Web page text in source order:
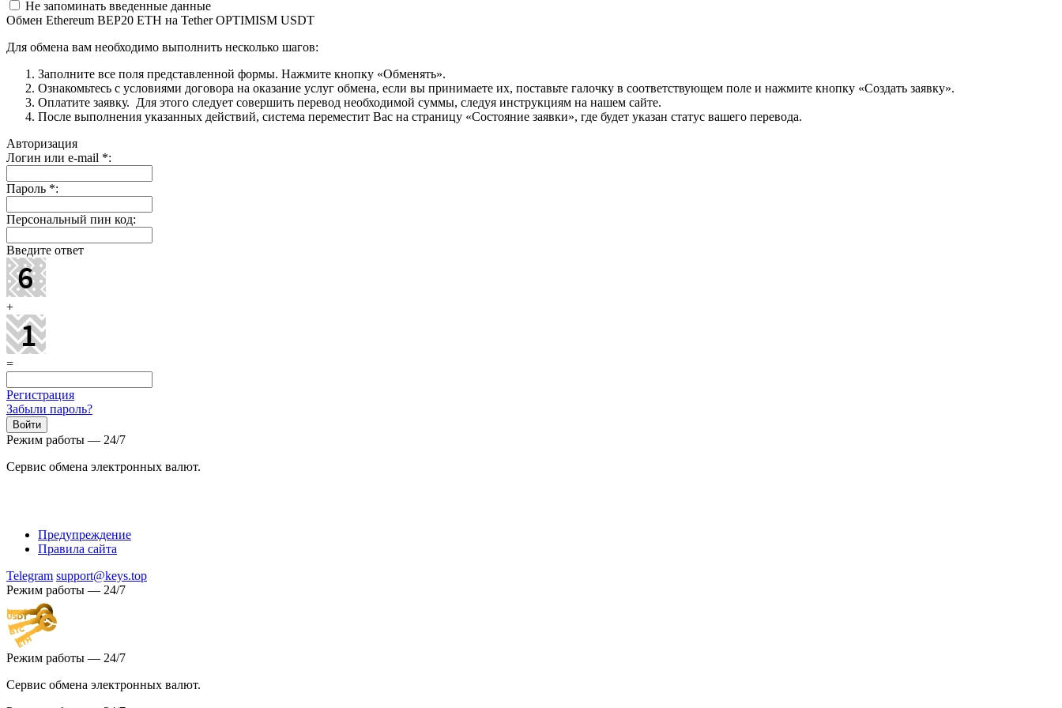
Не запоминать введенные данные
Обмен Ethereum BEP20 ETH на Tether OPTIMISM USDT
Для обмена вам необходимо выполнить несколько шагов:
Заполните все поля представленной формы. Нажмите кнопку «Обменять».
Ознакомьтесь с условиями договора на оказание услуг обмена, если вы принимаете их, поставьте галочку в соответствующем поле и нажмите кнопку «Создать заявку».
Оплатите заявку. Для этого следует совершить перевод необходимой суммы, следуя инструкциям на нашем сайте.
После выполнения указанных действий, система переместит Вас на страницу «Состояние заявки», где будет указан статус вашего перевода.
Авторизация
Логин или e-mail *:
Пароль *:
Персональный пин код:
Введите ответ
+
=
Регистрация
Забыли пароль?
Режим работы — 24/7
Сервис обмена электронных валют.
Предупреждение
Правила сайта
Telegram support@keys.top
Режим работы — 24/7
Режим работы — 24/7
Сервис обмена электронных валют.